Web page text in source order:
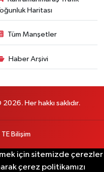
Haritası
Tüm Manşetler
Haber Arşivi
Her hakkı saklıdır.
TE Bilişim
için sitemizde çerezler
çerez politikamızı